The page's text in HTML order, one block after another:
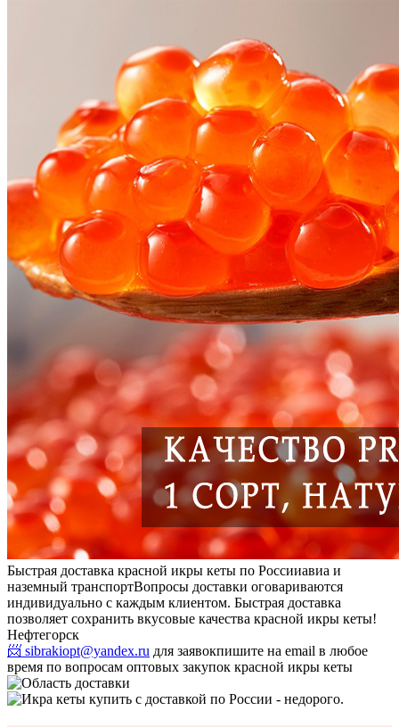
Быстрая доставка красной икры кеты по Россииавиа и
наземный транспортВопросы доставки оговариваются
индивидуально с каждым клиентом. Быстрая доставка
позволяет сохранить вкусовые качества красной икры кеты!
Нефтегорск
📨 sibrakiopt@yandex.ru для заявокпишите на email в любое
время по вопросам оптовых закупок красной икры кеты